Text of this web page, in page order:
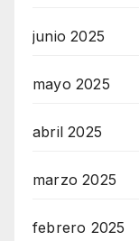
junio 2025
mayo 2025
abril 2025
marzo 2025
febrero 2025